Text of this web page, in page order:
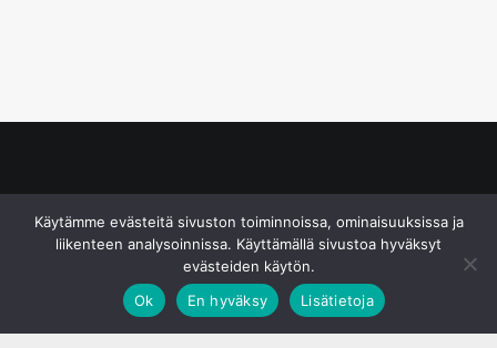
Käytämme evästeitä sivuston toiminnoissa, ominaisuuksissa ja
liikenteen analysoinnissa. Käyttämällä sivustoa hyväksyt
evästeiden käytön.
Ok
En hyväksy Lisätietoja